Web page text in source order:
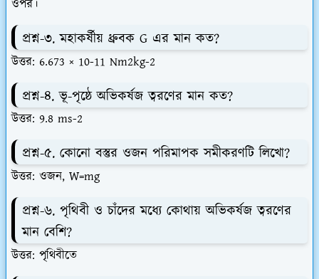
ওপর।
প্রশ্ন-৩. মহাকর্ষীয় ধ্রুবক G এর মান কত?
উত্তর: 6.673 × 10-11 Nm2kg-2
প্রশ্ন-৪. ভূ-পৃষ্ঠে অভিকর্ষজ ত্বরণের মান কত?
উত্তর: 9.8 ms-2
প্রশ্ন-৫. কোনো বস্তুর ওজন পরিমাপক সমীকরণটি লিখো?
উত্তর: ওজন, W=mg
প্রশ্ন-৬. পৃথিবী ও চাঁদের মধ্যে কোথায় অভিকর্ষজ ত্বরণের
মান বেশি?
উত্তর: পৃথিবীতে